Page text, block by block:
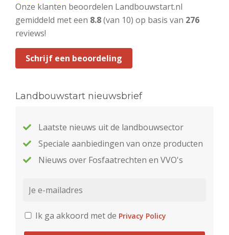
Onze klanten beoordelen Landbouwstart.nl
gemiddeld met een 8.8(van 10) op basis van 276
reviews!
Schrijf een beoordeling
Landbouwstart nieuwsbrief
Laatste nieuws uit de landbouwsector
Speciale aanbiedingen van onze producten
Nieuws over Fosfaatrechten en VVO's
Ik ga akkoord met de Privacy Policy